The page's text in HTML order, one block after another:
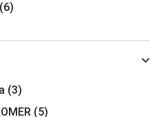
(6)
(3)
(5)